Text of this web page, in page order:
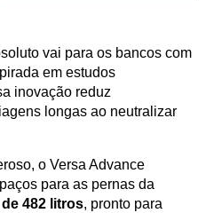
vai para os bancos com
em estudos
inovação reduz
longas ao neutralizar
o Versa Advance
para as pernas da
482 litros, pronto para